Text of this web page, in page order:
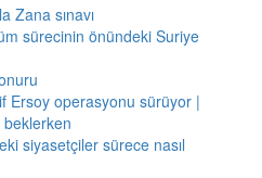
Zana sınavı
sürecinin önündeki Suriye
Ersoy operasyonu sürüyor |
siyasetçiler sürece nasıl